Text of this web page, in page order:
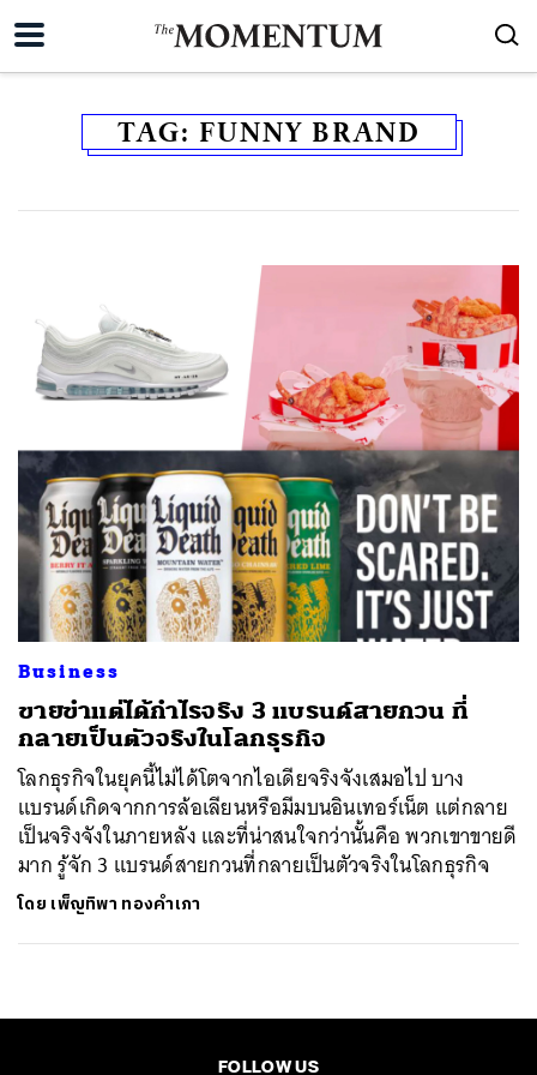
TAG: FUNNY BRAND
Business
ขายขำแต่ได้กำไรจริง 3 แบรนด์สายกวน ที่
กลายเป็นตัวจริงในโลกธุรกิจ
โลกธุรกิจในยุคนี้ไม่ได้โตจากไอเดียจริงจังเสมอไป บาง
แบรนด์เกิดจากการล้อเลียนหรือมีมบนอินเทอร์เน็ต แต่กลาย
เป็นจริงจังในภายหลัง และที่น่าสนใจกว่านั้นคือ พวกเขาขายดี
มาก รู้จัก 3 แบรนด์สายกวนที่กลายเป็นตัวจริงในโลกธุรกิจ
โดย เพ็ญทิพา ทองคำเภา
FOLLOW US
ค้นหา
SHARE TWEET LINE EMAIL